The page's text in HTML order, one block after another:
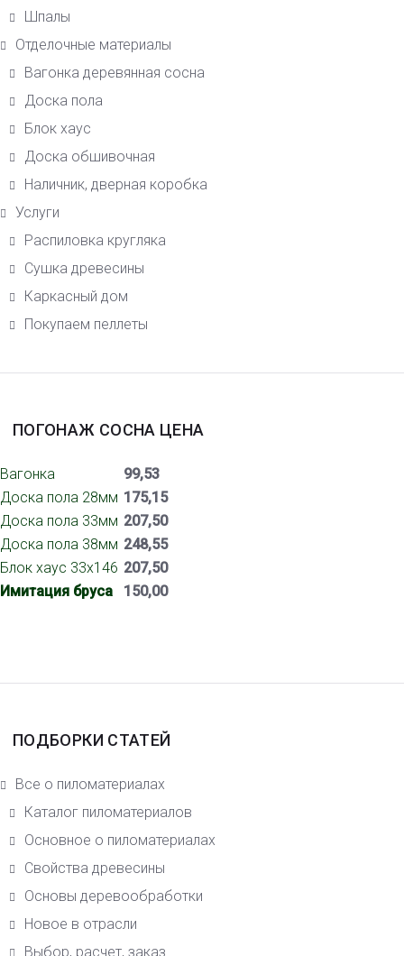
Шпалы
Отделочные материалы
Вагонка деревянная сосна
Доска пола
Блок хаус
Доска обшивочная
Наличник, дверная коробка
Услуги
Распиловка кругляка
Сушка древесины
Каркасный дом
Покупаем пеллеты
ПОГОНАЖ СОСНА ЦЕНА
Вагонка
99,53
Доска пола 28мм 175,15
Доска пола 33мм 207,50
Доска пола 38мм 248,55
Блок хаус 33х146 207,50
Имитация бруса
150,00
ПОДБОРКИ СТАТЕЙ
Все о пиломатериалах
Каталог пиломатериалов
Основное о пиломатериалах
Свойства древесины
Основы деревообработки
Новое в отрасли
Выбор, расчет, заказ